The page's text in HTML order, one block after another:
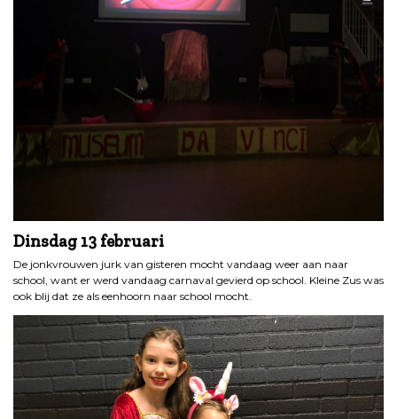
Dinsdag 13 februari
De jonkvrouwen jurk van gisteren mocht vandaag weer aan naar
school, want er werd vandaag carnaval gevierd op school. Kleine Zus was
ook blij dat ze als eenhoorn naar school mocht.